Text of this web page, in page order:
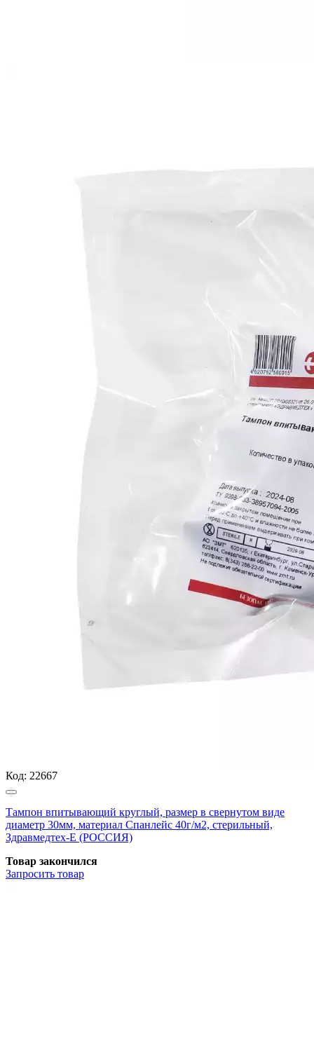
Код: 22667
Тампон впитывающий круглый, размер в свернутом виде
диаметр 30мм, материал Спанлейс 40г/м2, стерильный,
Здравмедтех-Е (РОССИЯ)
Товар закончился
Запросить товар